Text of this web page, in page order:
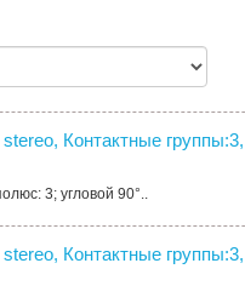
Контактные
3; угловой 90°..
Контактные